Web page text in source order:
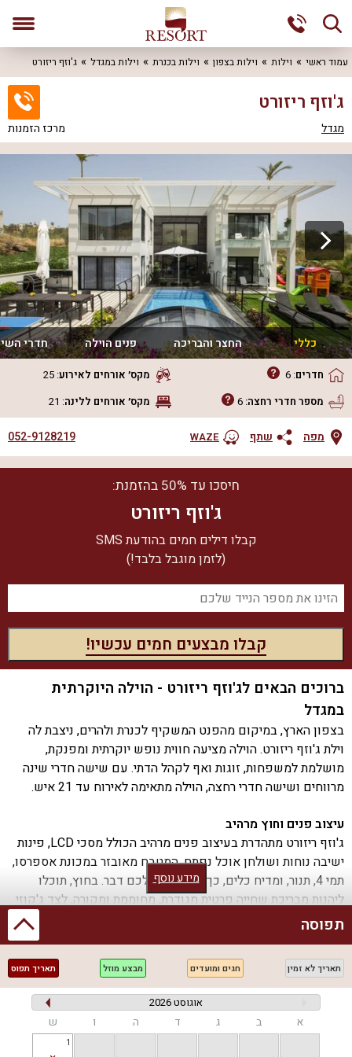
עמוד ראשי וילות וילות בצפון וילות בכנרת וילות במגדל ג'וזף ריזורט
ג'וזף ריזורט
מגדל מרכז הזמנות
כללי החצר והבריכה פנים הוילה חדרי
חדרים:
6 מקס׳ אורחים לאירוע:
25
מספר חדרי רחצה:6 מקס׳ אורחים ללינה:
21
מפה שתף WAZE
052-9128219
חיסכו עד 50% בהזמנת:
ג'וזף ריזורט
קבלו דילים חמים בהודעת SMS
(לזמן מוגבל בלבד!)
ברוכים הבאים לג'וזף ריזורט - הוילה היוקרתית
במגדל
בצפון הארץ, במיקום מהפנט המשקיף לכנרת ולהרים, ניצבת לה
וילת ג'וזף ריזורט. הוילה מציעה חווית נופש יוקרתית ומפנקת,
מושלמת למשפחות, זוגות ואף לקהל הדתי. עם שישה חדרי שינה
מרווחים ושישה חדרי רחצה, הוילה מתאימה לאירוח עד 21 איש.
עיצוב פנים וחוץ מרהיב
ג'וזף ריזורט מתהדרת בעיצוב פנים מרהיב הכולל מסכי LCD, פינות
ישיבה נוחות ושולחן אוכל נפתח. המטבח מאובזר במכונת אספרסו,
תמי 4, תנור, ומדיח כלים, כך שלא יחסר לכם דבר. בחוץ, תוכלו
ליהנות מבריכת שחייה פרטית מגודרת, מחוממת ומקורה, לצד ג'קוזי
ספא מפנק.
מתחם חיצוני מהנה
המתחם החיצוני של ג'וזף ריזורט מציע מגוון פעילויות ואטרקציות:
פינג פונג, כדורגל שולחן, שולחן הוקי אוויר ומיטות שיזוף. בנוסף,
תמצאו מטבח חיצוני מאובזר ועמדת מנגל BBQ מושלמת לאירועים
(לא כולל מסיבות רועשות).
מידע נוסף
תפוסה
תאריך לא זמין חגים ומועדים מבצע מוזל תאריך תפוס
אוגוסט 2026
א ב ג ד ה ו ש
1